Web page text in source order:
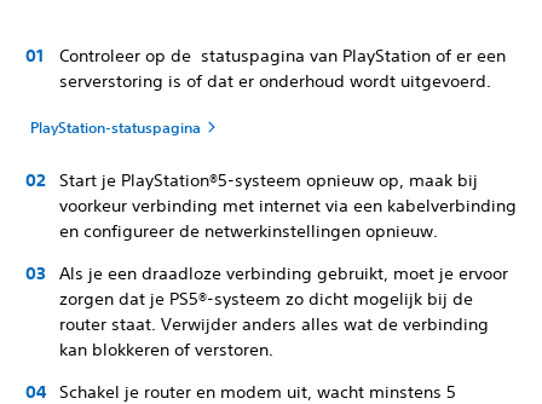
Controleer op de statuspagina van PlayStation of er een
serverstoring is of dat er onderhoud wordt uitgevoerd.
PlayStation-statuspagina
Start je PlayStation®5-systeem opnieuw op, maak bij
voorkeur verbinding met internet via een kabelverbinding
en configureer de netwerkinstellingen opnieuw.
Als je een draadloze verbinding gebruikt, moet je ervoor
zorgen dat je PS5®-systeem zo dicht mogelijk bij de
router staat. Verwijder anders alles wat de verbinding
kan blokkeren of verstoren.
Schakel je router en modem uit, wacht minstens 5